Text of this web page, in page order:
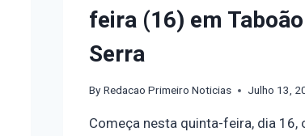
feira (16) em
Serra
By Redacao Primeiro Noticias Julho 13,
Começa nesta quinta-feira, dia 16,